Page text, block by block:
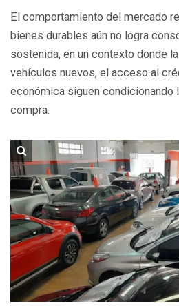
El comportamiento del mercado
bienes durables aún no logra
sostenida, en un contexto donde
vehículos nuevos, el acceso al
económica siguen condicionando
compra.